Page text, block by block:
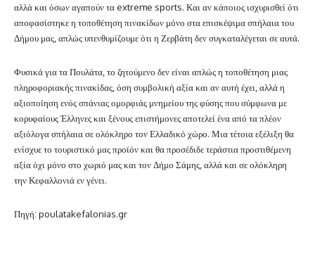
αλλά και όσων αγαπούν τα extreme sports. Και αν κάποιος ισχυρισθεί ότι
αποφασίστηκε η τοποθέτηση πινακίδων μόνο στα επισκέψιμα σπήλαια του
Δήμου μας, απλώς υπενθυμίζουμε ότι η Ζερβάτη δεν συγκαταλέγεται σε αυτά.
Φυσικά για τα Πουλάτα, το ζητούμενο δεν είναι απλώς η τοποθέτηση μιας
πληροφοριακής πινακίδας, όση συμβολική αξία και αν αυτή έχει, αλλά η
αξιοποίηση ενός σπάνιας ομορφιάς μνημείου της φύσης που σύμφωνα με
κορυφαίους Έλληνες και ξένους επιστήμονες αποτελεί ένα από τα πλέον
αξιόλογα σπήλαια σε ολόκληρο τον Ελλαδικό χώρο. Μια τέτοια εξέλιξη θα
ενίσχυε το τουριστικό μας προϊόν και θα προσέδιδε τεράστια προστιθέμενη
αξία όχι μόνο στο χωριό μας και τον Δήμο Σάμης, αλλά και σε ολόκληρη
την Κεφαλλονιά εν γένει.
Πηγή: poulatakefalonias.gr